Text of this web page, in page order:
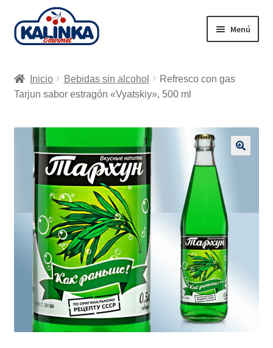
Ir
a
Ir
al
Menú
Tienda en línea
Supermercados
Envío
Inicio Bebidas sin alcohol
Refresco con gas
Tarjun sabor estragón «Vyatskiy», 500 ml